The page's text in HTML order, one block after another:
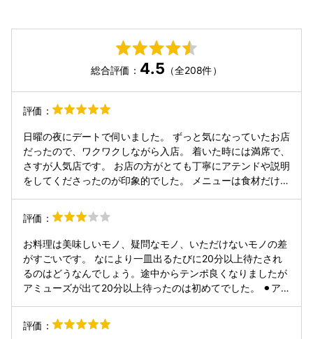
総合評価： 4.5 （全208件）
評価：
日曜の夜にデートで伺いました。 ずっと気になっていたお店
だったので、ワクワクしながら入店。 着いた時には満席で、
さすが人気店です。 お店の方がとても丁寧にアテンドや説明
をしてくださったのが印象的でした。 メニューは食材だけ記
は到底想像できない、ユーモアがありかつおしゃれなお料理
の数々で、楽しめる上に最高に美味しいという、幸せすぎる
コース。 私があまり量を食べられないのですが、2人で分け
るメニューはそのあたりもヒアリングしてくださって調整し
てもらえるのがありがたかったです。 そのおかげで、デザー
トまで美味しくいただけました。 ワインのペアリングも、ソ
した。 記念日やデートにぴったりのお店でした。 とっても
評価：
お料理は美味しいモノ、疑問なモノ、いただけないモノの差
がすごいです。 なにより一皿出るたびに20分以上待たされ
るのはどうなんでしょう。途中からテンポ良くなりましたが
アミューズが出て20分以上待ったのは初めてでした。 ⚫︎ア
す。ただ、アミューズからこれにたどり着くまで20分ほど待
たされました ⚫︎温前菜 ガレット、トリュフ、卵 非常に香り
評価：